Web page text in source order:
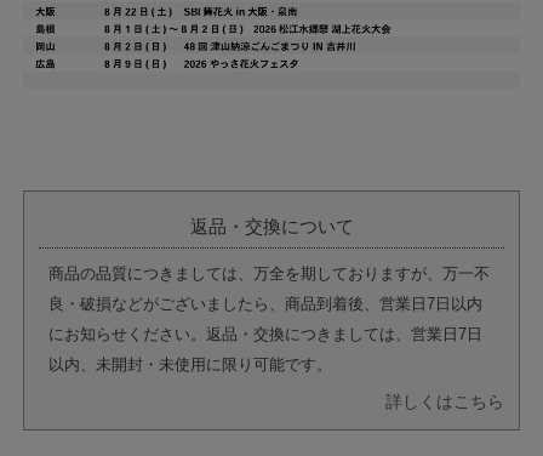
返品・交換について
商品の品質につきましては、万全を期しておりますが、万一不
良・破損などがございましたら、商品到着後、営業日7日以内
にお知らせください。返品・交換につきましては、営業日7日
以内、未開封・未使用に限り可能です。
詳しくはこちら